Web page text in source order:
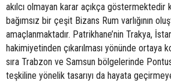
akılcı olmayan karar açıkça
bağımsız bir çeşit Bizans Rum varlığının
amaçlanmaktadır. Patrikhane’nin Trakya,
hakimiyetinden çıkarılması yönünde ortaya
sıra Trabzon ve Samsun bölgelerinde
teşkiline yönelik tasarıyı da hayata